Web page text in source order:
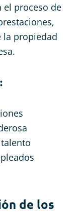
el proceso de
la propiedad
de los